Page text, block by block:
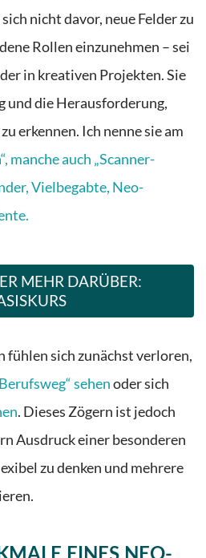
nicht davor, neue Felder zu
Rollen einzunehmen – sei
in kreativen Projekten. Sie
und die Herausforderung,
erkennen. Ich nenne sie am
manche auch „Scanner-
Vielbegabte, Neo-
MEHR DARÜBER:
fühlen sich zunächst verloren,
sehenoder sich
. Dieses Zögern ist jedoch
Ausdruck einer besonderen
zu denken und mehrere